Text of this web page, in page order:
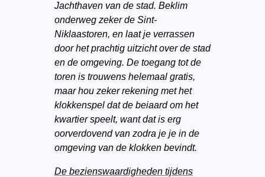
Jachthaven van de stad. Beklim
onderweg zeker de Sint-
Niklaastoren, en laat je verrassen
door het prachtig uitzicht over de stad
en de omgeving. De toegang tot de
toren is trouwens helemaal gratis,
maar hou zeker rekening met het
klokkenspel dat de beiaard om het
kwartier speelt, want dat is erg
oorverdovend van zodra je je in de
omgeving van de klokken bevindt.
De bezienswaardigheden tijdens